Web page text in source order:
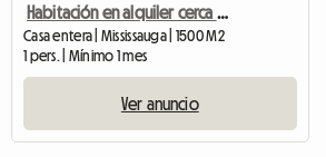
Habitación en alquiler cerca de la plaza uno
Casa entera | Mississauga | 1500 M2
1 pers. | Mínimo 1 mes
Ver anuncio